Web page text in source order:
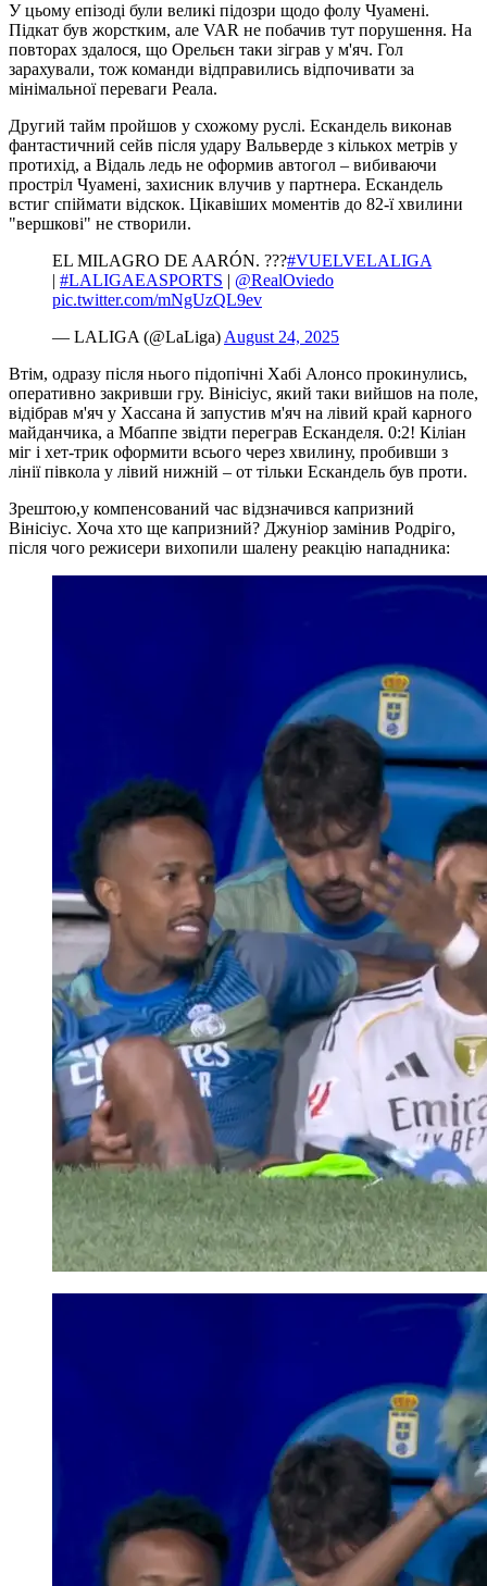
У цьому епізоді були великі підозри щодо фолу Чуамені.
Підкат був жорстким, але VAR не побачив тут порушення. На
повторах здалося, що Орельєн таки зіграв у м'яч. Гол
зарахували, тож команди відправились відпочивати за
мінімальної переваги Реала.
Другий тайм пройшов у схожому руслі. Ескандель виконав
фантастичний сейв після удару Вальверде з кількох метрів у
протихід, а Відаль ледь не оформив автогол – вибиваючи
простріл Чуамені, захисник влучив у партнера. Ескандель
встиг спіймати відскок. Цікавіших моментів до 82-ї хвилини
"вершкові" не створили.
EL MILAGRO DE AARÓN. ???#VUELVELALIGA
| #LALIGAEASPORTS | @RealOviedo
pic.twitter.com/mNgUzQL9ev
— LALIGA (@LaLiga)August 24, 2025
Втім, одразу після нього підопічні Хабі Алонсо прокинулись,
оперативно закривши гру. Вінісіус, який таки вийшов на поле,
відібрав м'яч у Хассана й запустив м'яч на лівий край карного
майданчика, а Мбаппе звідти переграв Есканделя. 0:2! Кіліан
міг і хет-трик оформити всього через хвилину, пробивши з
лінії півкола у лівий нижній – от тільки Ескандель був проти.
Зрештою,у компенсований час відзначився капризний
Вінісіус. Хоча хто ще капризний? Джуніор замінив Родріго,
після чого режисери вихопили шалену реакцію нападника: